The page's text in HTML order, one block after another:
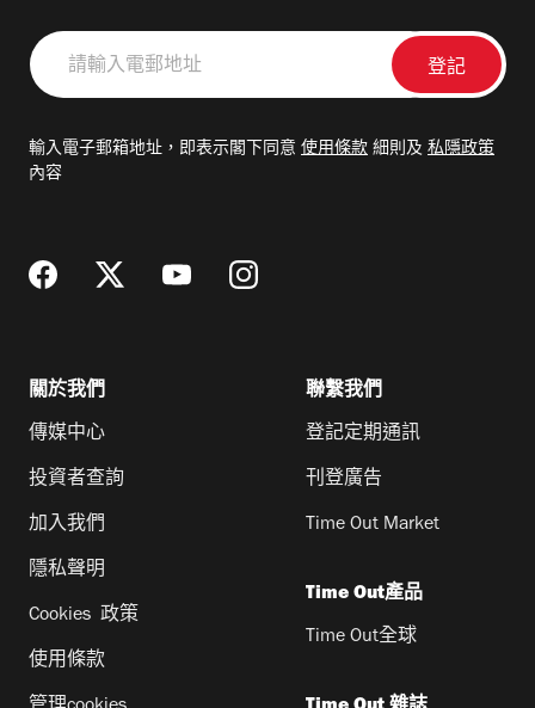
請
輸
郵
輸入電子郵箱地址，即表示閣下同意 使用條款 細則及 私隱政策
內容
關於我們
傳媒中心
投資者查詢
加入我們
隱私聲明
Cookies 政策
使用條款
聯繫我們
登記定期通訊
刊登廣告
Time Out Market
Time Out產品
Time Out全球